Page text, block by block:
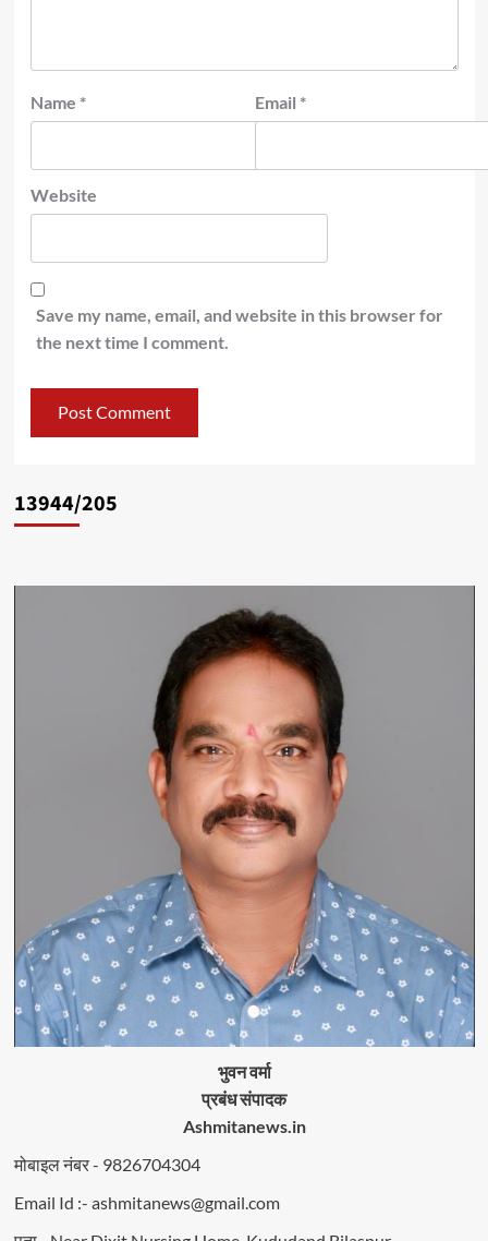
Name * Email *
Website
Save my name, email, and website in this browser for
the next time I comment.
13944/205
भुवन वर्मा
प्रबंध संपादक
Ashmitanews.in
मोबाइल नंबर - 9826704304
Email Id :- ashmitanews@gmail.com